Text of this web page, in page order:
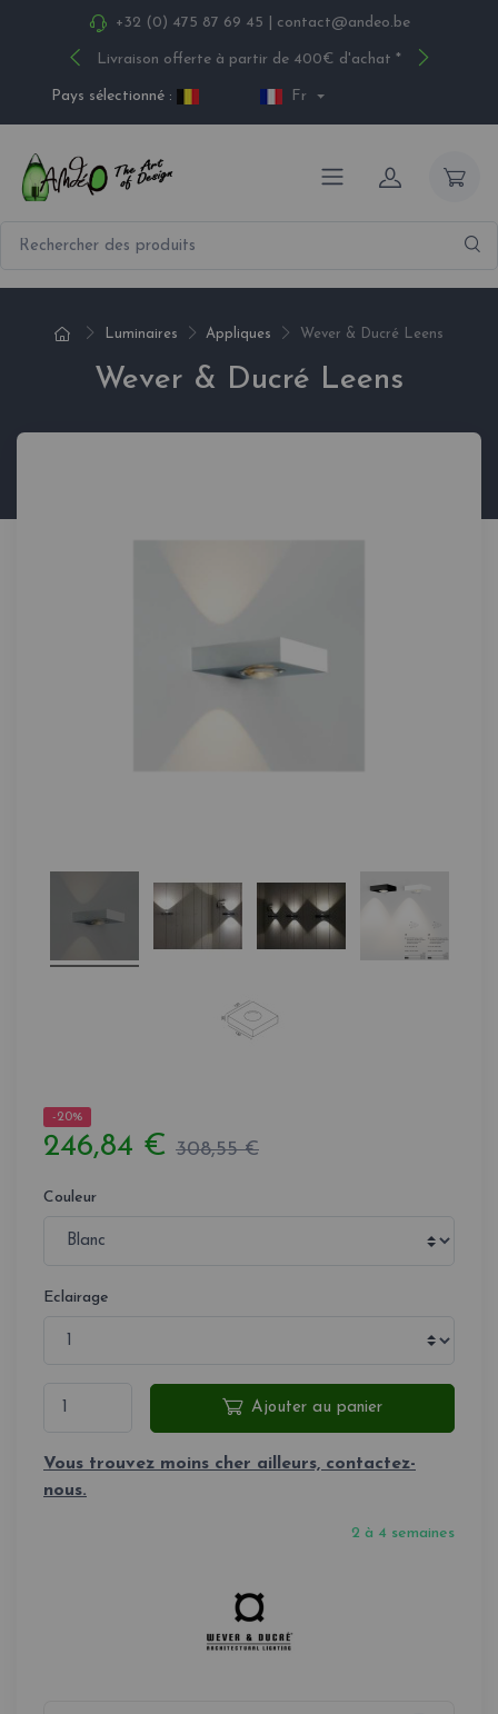
+32 (0) 475 87 69 45 contact@andeo.be
Livraison offerte à partir de 400€ d'achat *
Pays sélectionné : Fr
Luminaires Appliques Wever & Ducré Leens
Wever & Ducré Leens
-20%
246,84 € 308,55 €
Couleur
Eclairage
Ajouter au panier
Vous trouvez moins cher ailleurs, contactez-
nous.
2 à 4 semaines